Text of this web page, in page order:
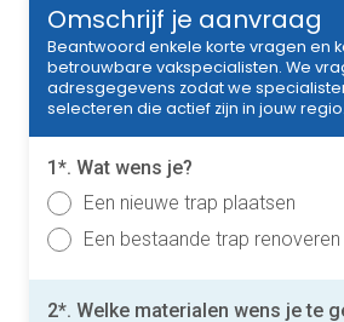
Omschrijf je aanvraag
Beantwoord enkele korte vragen en
betrouwbare vakspecialisten. We
adresgegevens zodat we
selecteren die actief zijn in jouw regio.
1*. Wat wens je?
Een nieuwe trap plaatsen
Een bestaande trap renoveren
2*. Welke materialen wens je te